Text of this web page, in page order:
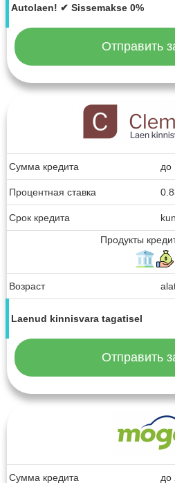
Autolaen! ✔ Sissemakse 0%
Отправить
Сумма кредита до
Процентная ставка
Срок кредита
Продукты
Возраст
Laenud kinnisvara tagatisel
Отправить
Сумма кредита до